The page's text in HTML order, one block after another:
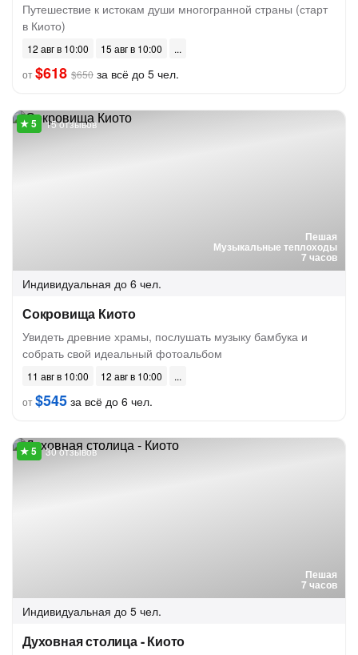
Путешествие к истокам души многогранной страны (старт
в Киото)
12 авг в 10:00
15 авг в 10:00
от$618 $650 за всё до 5 чел.
Пешая
Музыкальные теплоходы
7 часов
15 отзывов
Индивидуальная до 6 чел.
Сокровища Киото
Увидеть древние храмы, послушать музыку бамбука и
собрать свой идеальный фотоальбом
11 авг в 10:00
12 авг в 10:00
от$545 за всё до 6 чел.
Пешая
7 часов
30 отзывов
Индивидуальная до 5 чел.
Духовная столица - Киото